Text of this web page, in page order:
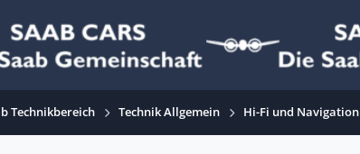
Technikbereich Technik Allgemein Hi-Fi und Navigation